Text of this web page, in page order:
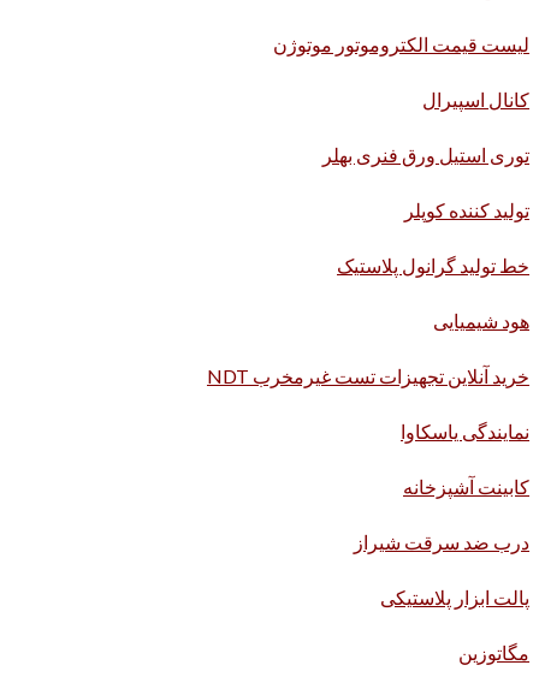
لیست قیمت الکتروموتور موتوژن
کانال اسپیرال
توری استیل ورق فنری بهلر
تولید کننده کوپلر
خط تولید گرانول پلاستیک
هود شیمیایی
خرید آنلاین تجهیزات تست غیرمخرب NDT
نمایندگی یاسکاوا
کابینت آشپزخانه
درب ضد سرقت شیراز
پالت ابزار پلاستیکی
مگاتوزین